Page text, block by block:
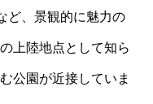
ど、景観的に魅力の
上陸地点として知ら
公園が近接していま